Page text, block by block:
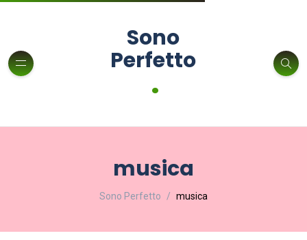
Sono
Perfetto
.
musica
Sono Perfetto musica